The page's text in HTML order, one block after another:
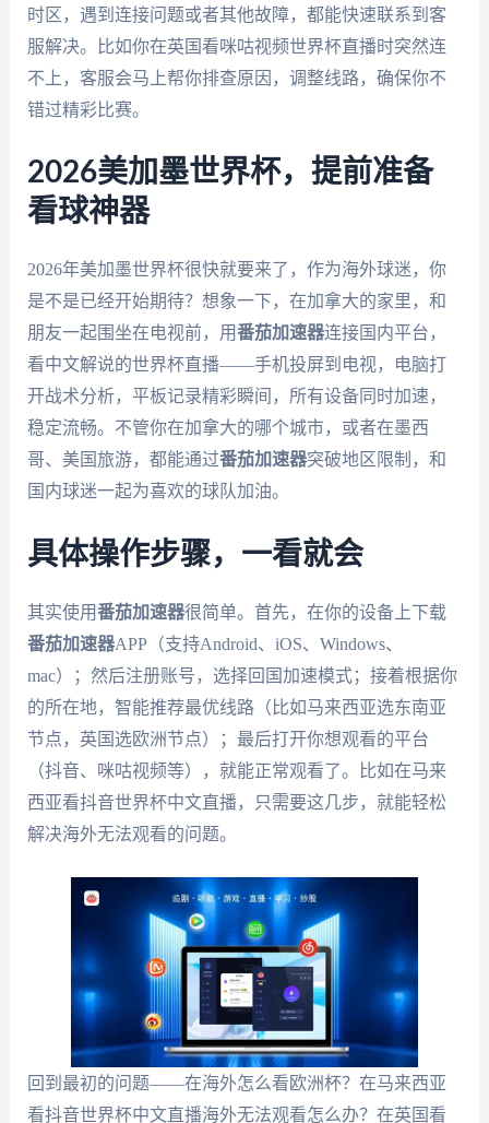
时区，遇到连接问题或者其他故障，都能快速联系到客
服解决。比如你在英国看咪咕视频世界杯直播时突然连
不上，客服会马上帮你排查原因，调整线路，确保你不
错过精彩比赛。
2026美加墨世界杯，提前准备
看球神器
2026年美加墨世界杯很快就要来了，作为海外球迷，你
是不是已经开始期待？想象一下，在加拿大的家里，和
朋友一起围坐在电视前，用番茄加速器连接国内平台，
看中文解说的世界杯直播——手机投屏到电视，电脑打
开战术分析，平板记录精彩瞬间，所有设备同时加速，
稳定流畅。不管你在加拿大的哪个城市，或者在墨西
哥、美国旅游，都能通过番茄加速器突破地区限制，和
国内球迷一起为喜欢的球队加油。
具体操作步骤，一看就会
其实使用番茄加速器很简单。首先，在你的设备上下载
番茄加速器APP（支持Android、iOS、Windows、
mac）；然后注册账号，选择回国加速模式；接着根据你
的所在地，智能推荐最优线路（比如马来西亚选东南亚
节点，英国选欧洲节点）；最后打开你想观看的平台
（抖音、咪咕视频等），就能正常观看了。比如在马来
西亚看抖音世界杯中文直播，只需要这几步，就能轻松
解决海外无法观看的问题。
回到最初的问题——在海外怎么看欧洲杯？在马来西亚
看抖音世界杯中文直播海外无法观看怎么办？在英国看